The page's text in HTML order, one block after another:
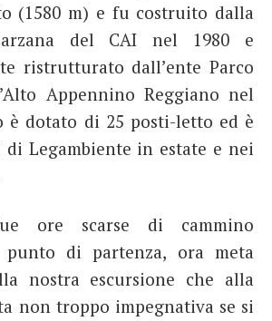
(1580 m) e fu costruito dalla
del CAI nel 1980 e
ristrutturato dall’ente Parco
Appennino Reggiano nel
è dotato di 25 posti-letto ed è
di Legambiente in estate e nei
ore scarse di cammino
di partenza, ora meta
nostra escursione che alla
non troppo impegnativa se si